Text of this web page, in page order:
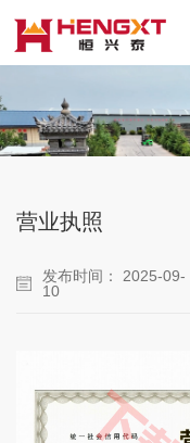
营业执照
发布时间： 2025-09-
10